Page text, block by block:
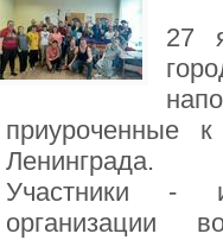
27
приуроченные
Ленинграда.
Участники -
организации